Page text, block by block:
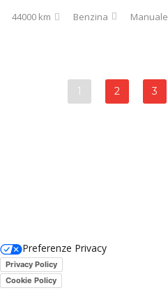
44000 km Benzina Manuale
1 2 3
Preferenze Privacy
Privacy Policy
Cookie Policy